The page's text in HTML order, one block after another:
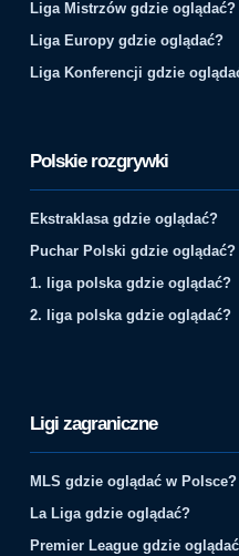
Liga Mistrzów gdzie oglądać?
Liga Europy gdzie oglądać?
Liga Konferencji gdzie
Polskie rozgrywki
Ekstraklasa gdzie oglądać?
Puchar Polski gdzie oglądać?
1. liga polska gdzie oglądać?
2. liga polska gdzie oglądać?
Ligi zagraniczne
MLS gdzie oglądać w Polsce?
La Liga gdzie oglądać?
Premier League gdzie